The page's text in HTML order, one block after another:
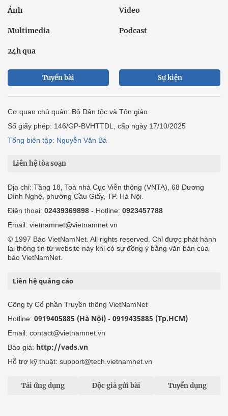
Ảnh Video
Multimedia Podcast
24h qua
Tuyến bài Sự kiện
Cơ quan chủ quản: Bộ Dân tộc và Tôn giáo
Số giấy phép: 146/GP-BVHTTDL, cấp ngày 17/10/2025
Tổng biên tập: Nguyễn Văn Bá
Liên hệ tòa soạn
Địa chỉ: Tầng 18, Toà nhà Cục Viễn thông (VNTA), 68 Dương
Đình Nghệ, phường Cầu Giấy, TP. Hà Nội.
Điện thoại: 02439369898 - Hotline: 0923457788
Email: vietnamnet@vietnamnet.vn
© 1997 Báo VietNamNet. All rights reserved. Chỉ được phát hành
lại thông tin từ website này khi có sự đồng ý bằng văn bản của
báo VietNamNet.
Liên hệ quảng cáo
Công ty Cổ phần Truyền thông VietNamNet
Hotline: 0919405885 (Hà Nội) - 0919435885 (Tp.HCM)
Email: contact@vietnamnet.vn
Báo giá: http://vads.vn
Hỗ trợ kỹ thuật: support@tech.vietnamnet.vn
Tải ứng dụng Độc giả gửi bài Tuyển dụng